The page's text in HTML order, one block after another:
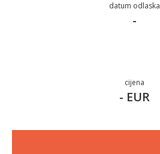
datum odlaska
-
cijena
- EUR